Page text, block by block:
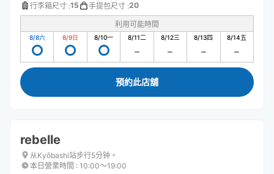
行李箱尺寸 :15 手提包尺寸 :20
利用可能時間
8/8六 8/9日 8/10一 8/11二 8/12三 8/13四 8/14五
預約此店舖
rebelle
从Kyōbashi站步行5分钟。
本日營業時間 : 10:00〜19:00